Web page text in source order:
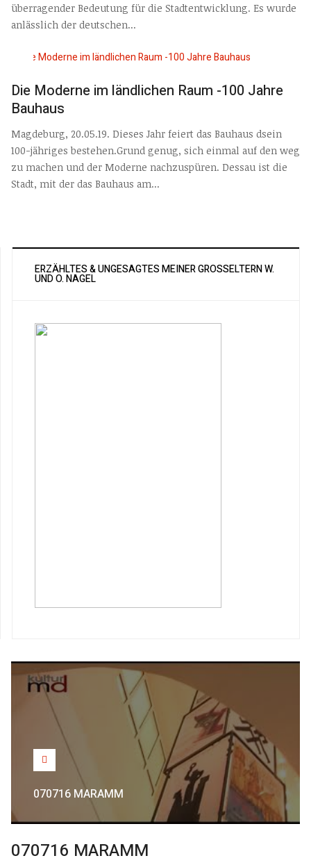
überragender Bedeutung für die Stadtentwicklung. Es wurde
anlässlich der deutschen...
Die Moderne im ländlichen Raum -100 Jahre
Bauhaus
Magdeburg, 20.05.19. Dieses Jahr feiert das Bauhaus dsein
100-jähriges bestehen.Grund genug, sich einmal auf den weg
zu machen und der Moderne nachzuspüren. Dessau ist die
Stadt, mit der das Bauhaus am...
ERZÄHLTES & UNGESAGTES MEINER GROSSELTERN W. U
ND O. NAGEL
070716 MARAMM
070716 MARAMM